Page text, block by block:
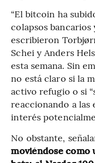
“El bitcoin ha
colapsos bancarios
escribieron
Schei y Anders
esta semana. Sin
no está claro si la
activo refugio o si
reaccionando a las
interés
No obstante,
moviéndose como